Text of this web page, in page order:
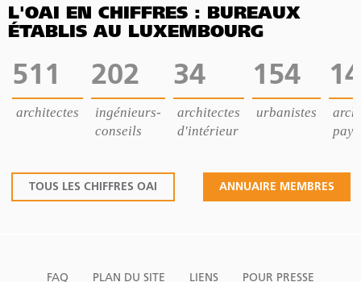
L'OAI EN CHIFFRES : BUREAUX
ÉTABLIS AU LUXEMBOURG
511
architectes
202
ingénieurs-
conseils
34
architectes
d'intérieur
154
urbanistes
14
TOUS LES CHIFFRES OAI ANNUAIRE MEMBRES
FAQ PLAN DU SITE LIENS POUR PRESSE